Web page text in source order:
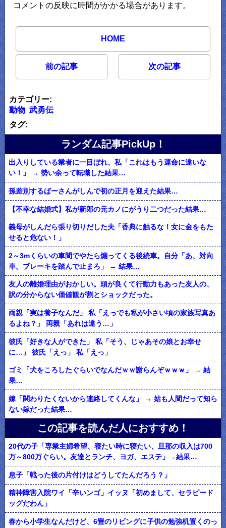
コメントの反映に時間がかかる場合があります。
HOME
前の記事 次の記事
カテゴリー:
動物 武勇伝
タグ:
ランダム記事PickUp！
出入りしている業者に一目ぼれ、私「これはもう運命に違いな
い！」 → 勢い余って転職した結果…
孫差別するばーさんがしんで初の正月を迎えた結果…
【不幸な結婚式】私が新郎の元カノにがうり二つだった結果…
義母がしんだら張り切りだした夫「香典に触るな！女に金をもた
せると危ない！」
2～3mくらいの車間でやたら煽ってくる後続車。自分「あ、対向
車。ブレーキを踏んで止まろ」 → 結果…
友人の離婚理由がおかしい。頭が良くて行動力もあった友人の、
訳の分からない価値観が割とショックだった。
両親「実は養子なんだ」 私「えっでも私が小さい頃の家族写真あ
るよね？」 両親「あれは違う…」
彼氏「好きな人ができた」 私「そう、じゃあその娘とお幸せ
に…」 彼氏「えっ」 私「えっ」
ゴミ「犬をころしたぐらいでなんだｗｗ謝らんぞｗｗｗ」 → 結
果…
嫁「関わりたくないから連絡してくんな」 → 姑も人間だって知ら
ない嫁だった結果…
この記事を読んだ人におすすめ！
20代の子「専業主婦希望、寝たい時に寝たい、旦那の収入は700
万～800万ぐらい。友達とランチ、ヨガ、エステ」→結果…
息子「戦った後の片付けはどうしてたんだろう？」
精神障害入院ワイ「辛いンゴ」イッヌ「初めまして、セラピード
ッグだわん」
春から小学生なんだけど、6畳のリビングに子供の勉強机置くのっ